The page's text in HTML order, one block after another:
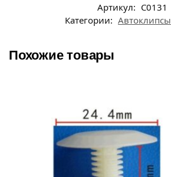
Артикул: C0131
Категории: Автоклипсы
Похожие товары